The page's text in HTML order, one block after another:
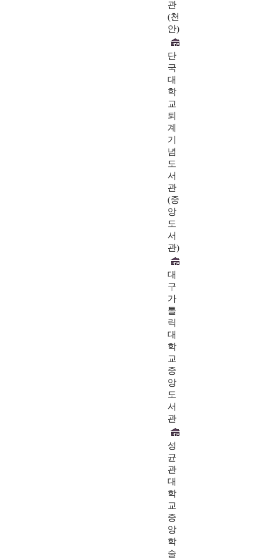
관
(천
안)
단
국
대
학
교
퇴
계
기
념
도
서
관
(중
앙
도
서
관)
대
구
가
톨
릭
대
학
교
중
앙
도
서
관
성
균
관
대
학
교
중
앙
학
술